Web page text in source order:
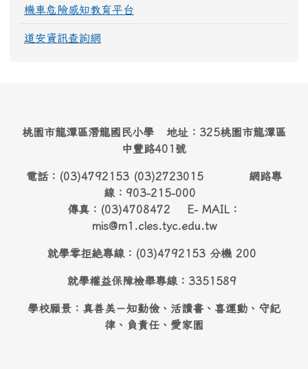
機車危險感知教育平台
道安資訊查詢網
桃園市龍潭區潛龍國民小學 地址：325桃園市龍潭區
中豐路401號
電話：(03)4792153 (03)2723015 網路專
線：903-215-000
傳真：(03)4708472 E- MAIL：
mis@m1.cles.tyc.edu.tw
就學零拒絶專線：(03)4792153 分機 200
就學權益保障檢舉專線：3351589
學校願景：真善美－知勤儉、活讀書、喜運動、守紀
律、負責任、愛家園